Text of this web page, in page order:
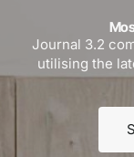
Journal 3.2
utilising the